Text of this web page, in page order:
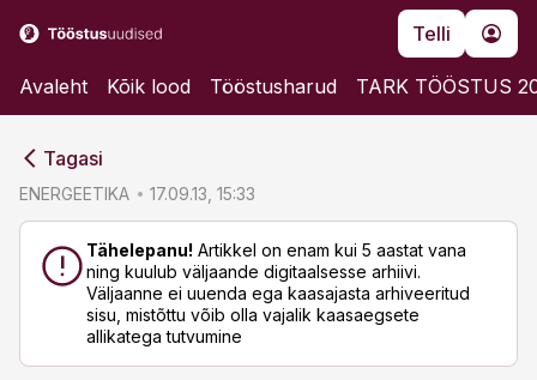
Telli
Avaleht Kõik lood Tööstusharud TARK TÖÖSTUS
Tagasi
ENERGEETIKA 17.09.13, 15:33
Tähelepanu! Artikkel on enam kui 5 aastat vana
ning kuulub väljaande digitaalsesse arhiivi.
Väljaanne ei uuenda ega kaasajasta arhiveeritud
sisu, mistõttu võib olla vajalik kaasaegsete
allikatega tutvumine